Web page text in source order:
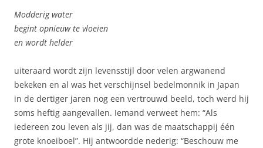
Modderig water
begint opnieuw te vloeien
en wordt helder
uiteraard wordt zijn levensstijl door velen argwanend
bekeken en al was het verschijnsel bedelmonnik in Japan
in de dertiger jaren nog een vertrouwd beeld, toch werd hij
soms heftig aangevallen. Iemand verweet hem: “Als
iedereen zou leven als jij, dan was de maatschappij één
grote knoeiboel”. Hij antwoordde nederig: “Beschouw me